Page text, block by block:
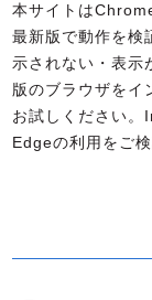
本サイトは
最新版で動作を検
示されない・表示
版のブラウザをイ
お試しください
Edgeの利用をご検